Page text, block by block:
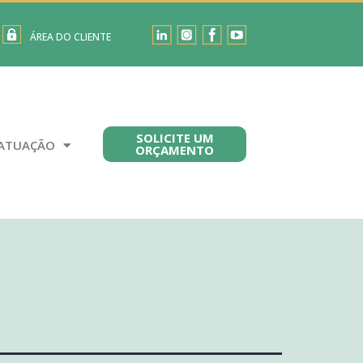
ÁREA DO CLIENTE
SOLICITE UM
ORÇAMENTO